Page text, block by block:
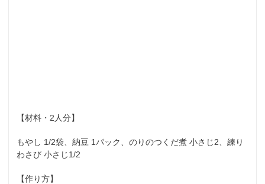
【材料・2人分】
もやし 1/2袋、納豆 1パック、のりのつくだ煮 小さじ2、練り
わさび 小さじ1/2
【作り方】